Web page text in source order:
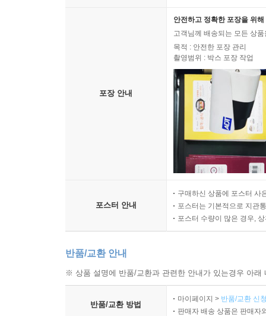
포장 안내
안전하고 정확한 포장을 위
고객님께 배송되는 모든 상
목적 : 안전한 포장 관리
촬영범위 : 박스 포장 작업
포스터 안내
구매하신 상품에 포스터 사
포스터는 기본적으로 지관
포스터 수량이 많은 경우,
반품/교환 안내
※ 상품 설명에 반품/교환과 관련한 안내가 있는경우 아
반품/교환 방법
마이페이지 > 반품/교환 신
판매자 배송 상품은 판매자